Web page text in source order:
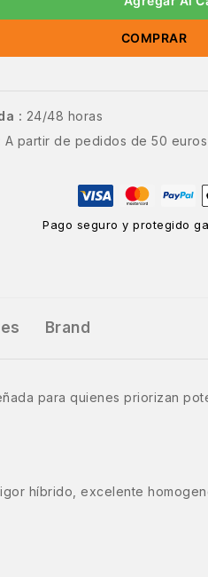
COMPRAR
: 24/48 horas
A partir de pedidos de 50 euros
Pago seguro y protegido
Brand
para quienes priorizan
híbrido, excelente